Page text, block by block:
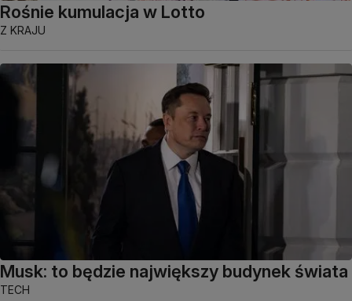
Rośnie kumulacja w Lotto
Z KRAJU
Musk: to będzie największy budynek świata
TECH